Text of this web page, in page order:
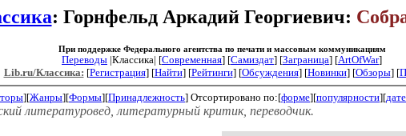
: Горнфельд Аркадий Георгиевич:
При поддержке Федерального агентства по печати и массовым коммуникациям
Переводы |Классика| [Современная] [Самиздат] [Заграница] [ArtOfWar]
Lib.ru/Классика: [Регистрация] [Найти] [Рейтинги] [Обсуждения] [Новинки] [Обзоры] [
][Жанры][Формы][Принадлежность] Отсортировано по:[форме][популярности][дате
литературовед, литературный критик, переводчик.